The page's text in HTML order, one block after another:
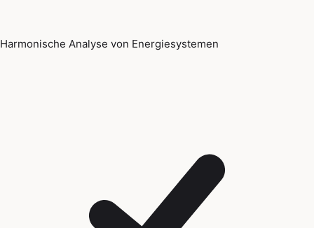
Harmonische Analyse von Energiesystemen